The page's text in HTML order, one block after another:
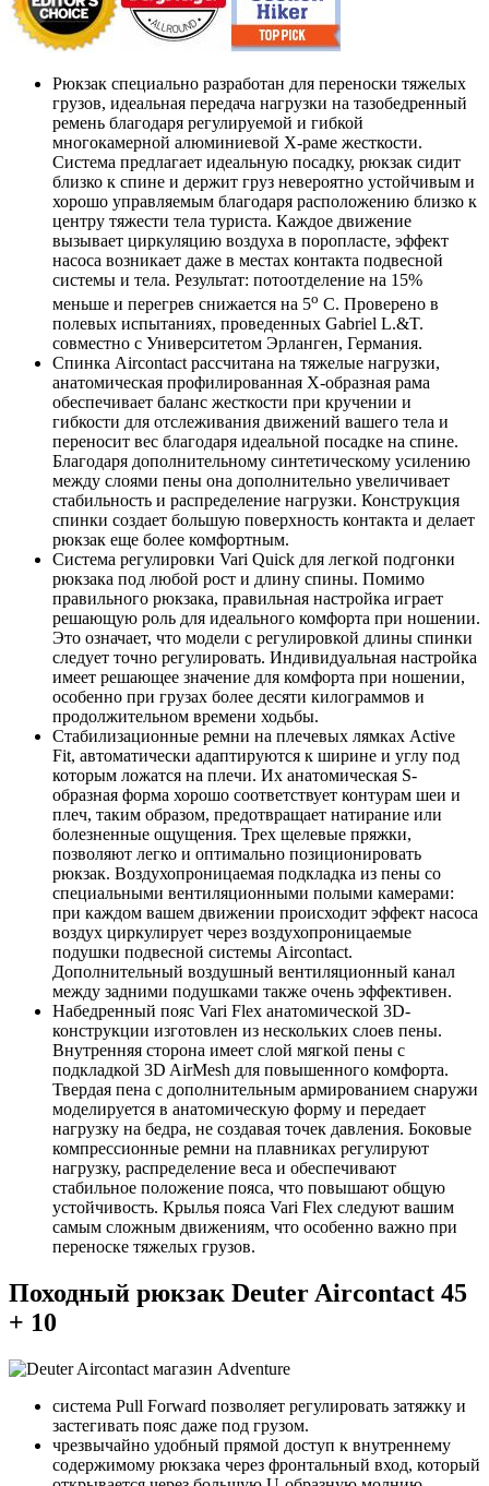
Рюкзак специально разработан для переноски тяжелых
грузов, идеальная передача нагрузки на тазобедренный
ремень благодаря регулируемой и гибкой
многокамерной алюминиевой X-раме жесткости.
Система предлагает идеальную посадку, рюкзак сидит
близко к спине и держит груз невероятно устойчивым и
хорошо управляемым благодаря расположению близко к
центру тяжести тела туриста. Каждое движение
вызывает циркуляцию воздуха в поропласте, эффект
насоса возникает даже в местах контакта подвесной
системы и тела. Результат: потоотделение на 15%
меньше и перегрев снижается на 5о С. Проверено в
полевых испытаниях, проведенных Gabriel L.&T.
совместно с Университетом Эрланген, Германия.
Спинка Aircontact рассчитана на тяжелые нагрузки,
анатомическая профилированная X-образная рама
обеспечивает баланс жесткости при кручении и
гибкости для отслеживания движений вашего тела и
переносит вес благодаря идеальной посадке на спине.
Благодаря дополнительному синтетическому усилению
между слоями пены она дополнительно увеличивает
стабильность и распределение нагрузки. Конструкция
спинки создает большую поверхность контакта и делает
рюкзак еще более комфортным.
Система регулировки Vari Quick для легкой подгонки
рюкзака под любой рост и длину спины. Помимо
правильного рюкзака, правильная настройка играет
решающую роль для идеального комфорта при ношении.
Это означает, что модели с регулировкой длины спинки
следует точно регулировать. Индивидуальная настройка
имеет решающее значение для комфорта при ношении,
особенно при грузах более десяти килограммов и
продолжительном времени ходьбы.
Стабилизационные ремни на плечевых лямках Active
Fit, автоматически адаптируются к ширине и углу под
которым ложатся на плечи. Их анатомическая S-
образная форма хорошо соответствует контурам шеи и
плеч, таким образом, предотвращает натирание или
болезненные ощущения. Трех щелевые пряжки,
позволяют легко и оптимально позиционировать
рюкзак. Воздухопроницаемая подкладка из пены со
специальными вентиляционными полыми камерами:
при каждом вашем движении происходит эффект насоса
воздух циркулирует через воздухопроницаемые
подушки подвесной системы Aircontact.
Дополнительный воздушный вентиляционный канал
между задними подушками также очень эффективен.
Набедренный пояс Vari Flex анатомической 3D-
конструкции изготовлен из нескольких слоев пены.
Внутренняя сторона имеет слой мягкой пены с
подкладкой 3D AirMesh для повышенного комфорта.
Твердая пена с дополнительным армированием снаружи
моделируется в анатомическую форму и передает
нагрузку на бедра, не создавая точек давления. Боковые
компрессионные ремни на плавниках регулируют
нагрузку, распределение веса и обеспечивают
стабильное положение пояса, что повышают общую
устойчивость. Крылья пояса Vari Flex следуют вашим
самым сложным движениям, что особенно важно при
переноске тяжелых грузов.
Походный рюкзак Deuter Aircontact 45
+ 10
система Pull Forward позволяет регулировать затяжку и
застегивать пояс даже под грузом.
чрезвычайно удобный прямой доступ к внутреннему
содержимому рюкзака через фронтальный вход, который